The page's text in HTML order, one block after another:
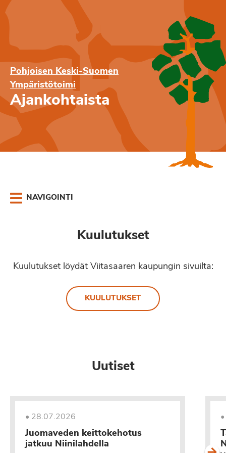
Pohjoisen Keski-Suomen
Ympäristötoimi
Ajankohtaista
NAVIGOINTI
Kuulutukset
Kuulutukset löydät Viitasaaren kaupungin sivuilta:
KUULUTUKSET
Uutiset
• 28.07.2026
Juomaveden keittokehotus
jatkuu Niinilahdella